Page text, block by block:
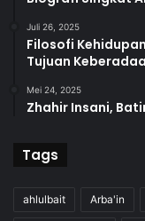
Juli 26, 2025
Filosofi
Tujuan
Mei 24, 2025
Zhahir Insani,
Tags
ahlulbait Arba'in